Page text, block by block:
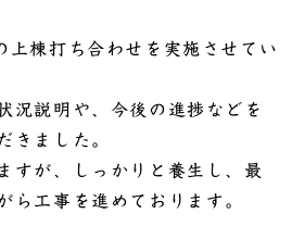
上棟打ち合わせを実施させてい
況説明や、今後の進捗などを
きました。
すが、しっかりと養生し、最
ら工事を進めております。